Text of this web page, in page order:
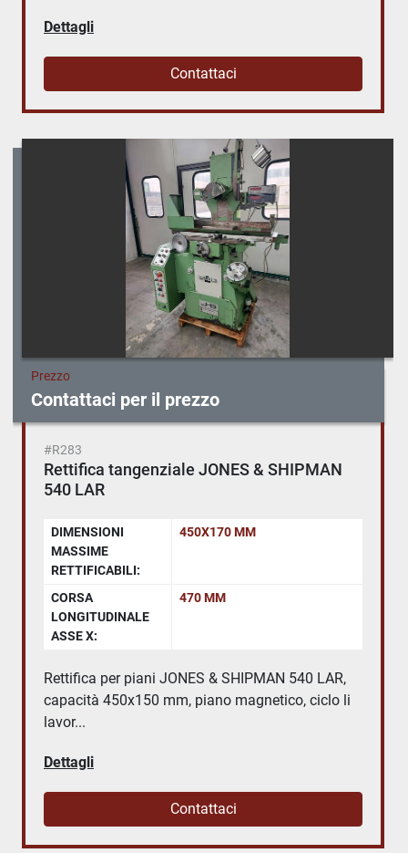
Dettagli
Contattaci
Prezzo
Contattaci per il prezzo
#R283
Rettifica tangenziale JONES & SHIPMAN
540 LAR
DIMENSIONI
MASSIME
RETTIFICABILI:
450X170 MM
CORSA
LONGITUDINALE
ASSE X:
470 MM
Rettifica per piani JONES & SHIPMAN 540 LAR,
capacità 450x150 mm, piano magnetico, ciclo li
lavor...
Dettagli
Contattaci